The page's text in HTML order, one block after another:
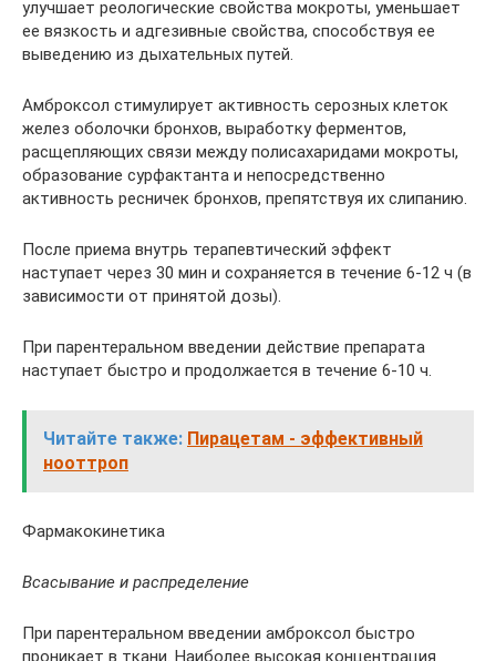
улучшает реологические свойства мокроты, уменьшает
ее вязкость и адгезивные свойства, способствуя ее
выведению из дыхательных путей.
Амброксол стимулирует активность серозных клеток
желез оболочки бронхов, выработку ферментов,
расщепляющих связи между полисахаридами мокроты,
образование сурфактанта и непосредственно
активность ресничек бронхов, препятствуя их слипанию.
После приема внутрь терапевтический эффект
наступает через 30 мин и сохраняется в течение 6-12 ч (в
зависимости от принятой дозы).
При парентеральном введении действие препарата
наступает быстро и продолжается в течение 6-10 ч.
Читайте также: Пирацетам - эффективный
нооттроп
Фармакокинетика
Всасывание и распределение
При парентеральном введении амброксол быстро
проникает в ткани. Наиболее высокая концентрация